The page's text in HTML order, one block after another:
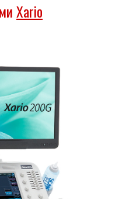
Xario